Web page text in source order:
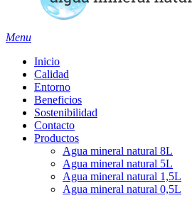
Menu
Inicio
Calidad
Entorno
Beneficios
Sostenibilidad
Contacto
Productos
Agua mineral natural 8L
Agua mineral natural 5L
Agua mineral natural 1,5L
Agua mineral natural 0,5L